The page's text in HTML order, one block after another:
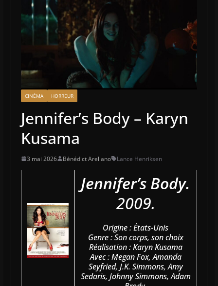
CINÉMA HORREUR
Jennifer’s Body – Karyn
Kusama
3 mai 2026 Bénédict Arellano Lance Henriksen
Jennifer’s Body.
2009.
Origine : États-Unis
Genre : Son corps, son choix
Réalisation : Karyn Kusama
Avec : Megan Fox, Amanda
Seyfried, J.K. Simmons, Amy
Sedaris, Johnny Simmons, Adam